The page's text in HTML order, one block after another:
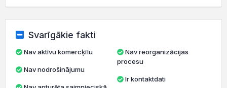
Svarīgākie fakti
Nav aktīvu komercķīlu
Nav nodrošinājumu
Nav reorganizācijas
procesu
Ir kontaktdati